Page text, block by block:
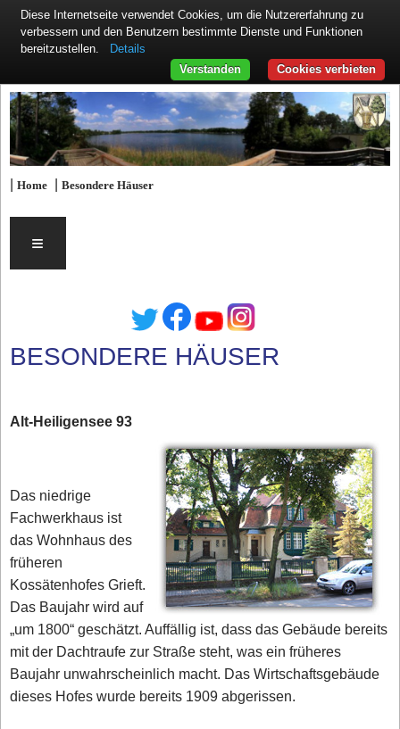
|Home |Besondere Häuser
≡
BESONDERE HÄUSER
Alt-Heiligensee 93
Das niedrige
Fachwerkhaus ist
das Wohnhaus des
früheren
Kossätenhofes Grieft.
Das Baujahr wird auf
„um 1800“ geschätzt. Auffällig ist, dass das Gebäude bereits
mit der Dachtraufe zur Straße steht, was ein früheres
Baujahr unwahrscheinlich macht. Das Wirtschaftsgebäude
dieses Hofes wurde bereits 1909 abgerissen.
Diese Internetseite verwendet Cookies, um die Nutzererfahrung zu
verbessern und den Benutzern bestimmte Dienste und Funktionen
bereitzustellen.
Details
Cookies verbieten
Verstanden